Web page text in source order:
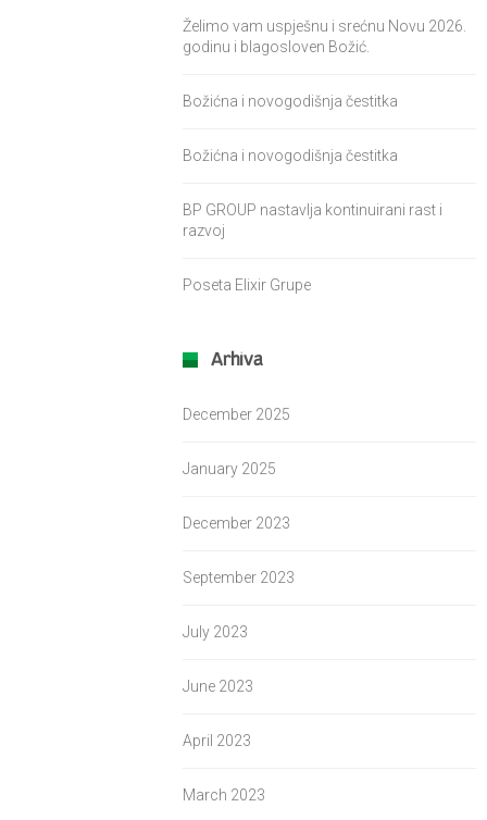
Želimo vam uspješnu i srećnu Novu 2026.
godinu i blagosloven Božić.
Božićna i novogodišnja čestitka
Božićna i novogodišnja čestitka
BP GROUP nastavlja kontinuirani rast i
razvoj
Poseta Elixir Grupe
Arhiva
December 2025
January 2025
December 2023
September 2023
July 2023
June 2023
April 2023
March 2023